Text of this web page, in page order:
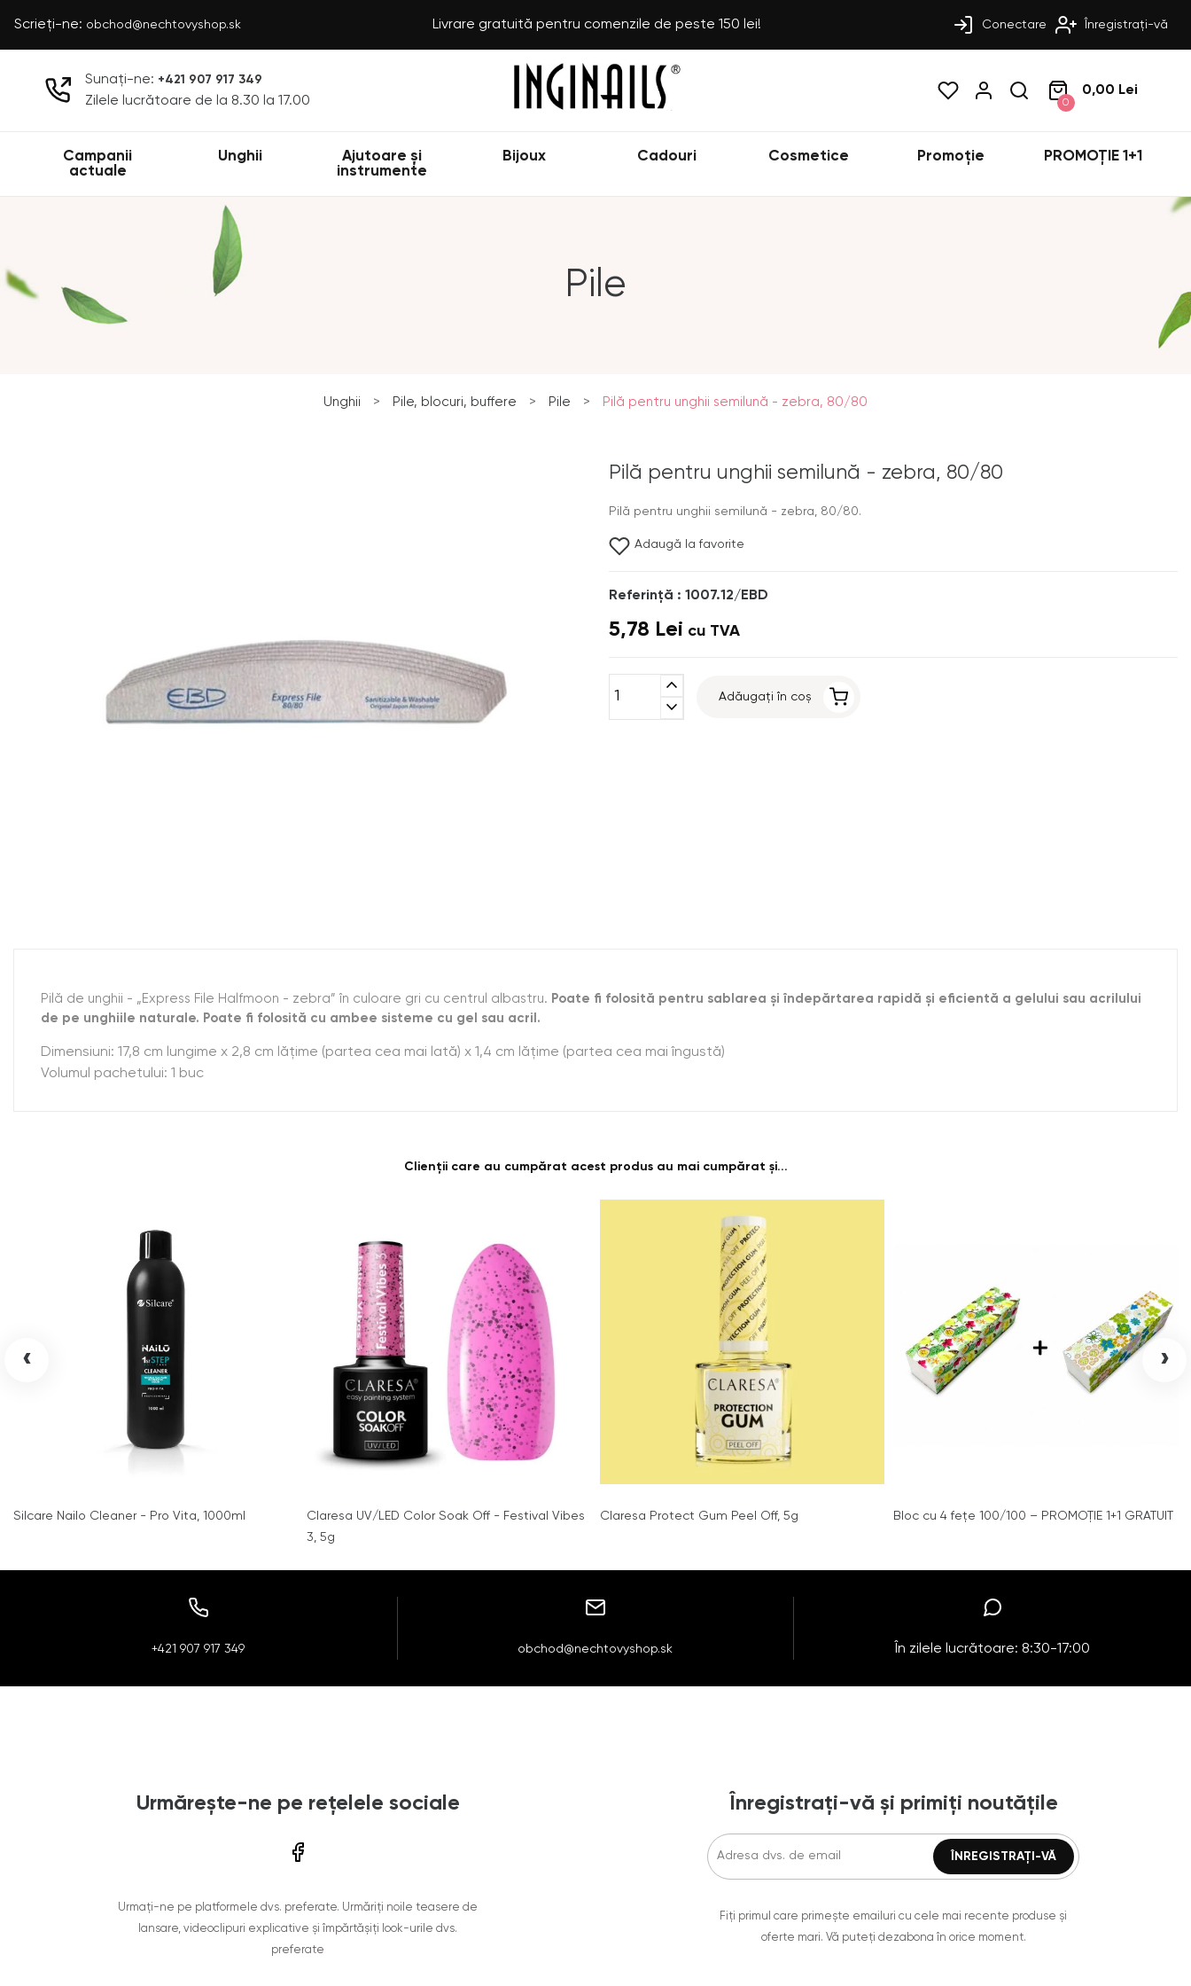
Scrieți-ne: obchod@nechtovyshop.sk Livrare gratuită pentru comenzile de peste 150 lei! Conectare Înregistrați-vă
Sunați-ne: +421 907 917 349
Zilele lucrătoare de la 8.30 la 17.00 0
0,00 Lei
Campanii
actuale
Unghii
Ajutoare și
instrumente
Bijoux Cadouri Cosmetice Promoție PROMOȚIE 1+1
Pile
Unghii > Pile, blocuri, buffere > Pile > Pilă pentru unghii semilună - zebra, 80/80
Pilă pentru unghii semilună - zebra, 80/80
Pilă pentru unghii semilună - zebra, 80/80.
Adaugă la favorite
Referinţă : 1007.12/EBD
5,78 Lei cu TVA
expand_less
expand_more
Adăugați în coș
Pilă de unghii - „Express File Halfmoon - zebra” în culoare gri cu centrul albastru. Poate fi folosită pentru sablarea și îndepărtarea rapidă și eficientă a gelului sau acrilului
de pe unghiile naturale. Poate fi folosită cu ambee sisteme cu gel sau acril.
Dimensiuni: 17,8 cm lungime x 2,8 cm lățime (partea cea mai lată) x 1,4 cm lățime (partea cea mai îngustă)
Volumul pachetului: 1 buc
Clienții care au cumpărat acest produs au mai cumpărat și...
Silcare Nailo Cleaner - Pro Vita, 1000ml
Claresa UV/LED Color Soak Off - Festival Vibes
3, 5g
Claresa Protect Gum Peel Off, 5g Bloc cu 4 fețe 100/100 – PROMOȚIE 1+1 GRATUIT
‹ ›
+421 907 917 349 obchod@nechtovyshop.sk În zilele lucrătoare: 8:30-17:00
Urmărește-ne pe rețelele sociale
Urmați-ne pe platformele dvs. preferate. Urmăriți noile teasere de
lansare, videoclipuri explicative și împărtășiți look-urile dvs.
preferate
Înregistrați-vă și primiți noutățile
Fiți primul care primește emailuri cu cele mai recente produse și
oferte mari. Vă puteți dezabona în orice moment.